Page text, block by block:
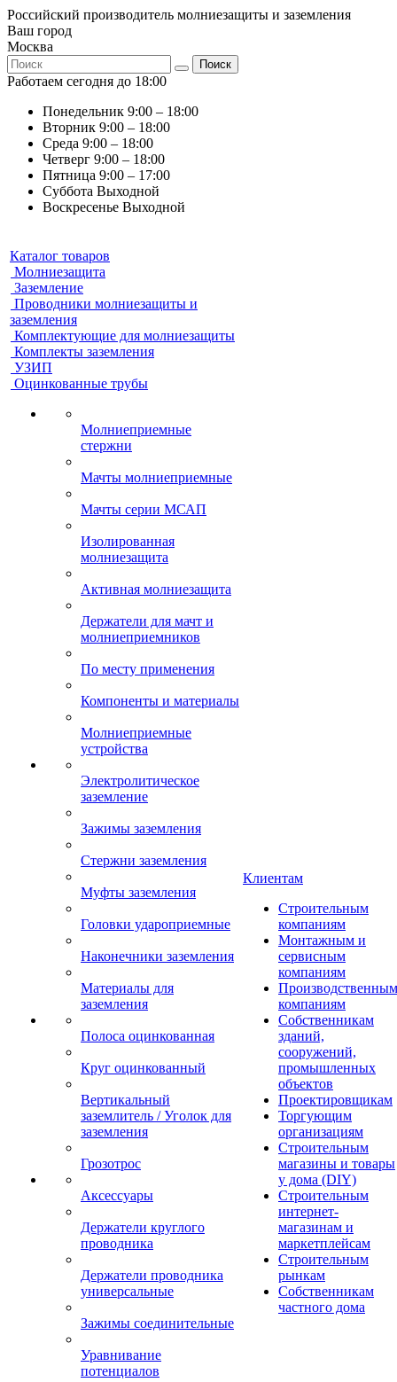
Российский производитель молниезащиты и заземления
Ваш город
Москва
Поиск
Работаем сегодня до 18:00
Понедельник 9:00 – 18:00
Вторник 9:00 – 18:00
Среда 9:00 – 18:00
Четверг 9:00 – 18:00
Пятница 9:00 – 17:00
Суббота Выходной
Воскресенье Выходной
Каталог товаров
Молниезащита
Заземление
Проводники молниезащиты и
заземления
Комплектующие для молниезащиты
Комплекты заземления
УЗИП
Оцинкованные трубы
Молниеприемные
стержни
Мачты молниеприемные
Мачты серии МСАП
Изолированная
молниезащита
Активная молниезащита
Держатели для мачт и
молниеприемников
По месту применения
Компоненты и материалы
Молниеприемные
устройства
Электролитическое
заземление
Зажимы заземления
Стержни заземления
Муфты заземления
Головки удароприемные
Наконечники заземления
Материалы для
заземления
Полоса оцинкованная
Круг оцинкованный
Вертикальный
заземлитель / Уголок для
заземления
Грозотрос
Аксессуары
Держатели круглого
проводника
Держатели проводника
универсальные
Зажимы соединительные
Уравнивание
потенциалов
Клиентам
Строительным
компаниям
Монтажным и
сервисным
компаниям
Производственным
компаниям
Собственникам
зданий,
сооружений,
промышленных
объектов
Проектировщикам
Торгующим
организациям
Строительным
магазины и товары
у дома (DIY)
Строительным
интернет-
магазинам и
маркетплейсам
Строительным
рынкам
Собственникам
частного дома